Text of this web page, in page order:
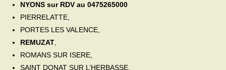
NYONS sur RDV au 0475265000
PIERRELATTE,
PORTES LES VALENCE,
REMUZAT
ROMANS SUR ISERE,
SAINT DONAT SUR L’HERBASSE,